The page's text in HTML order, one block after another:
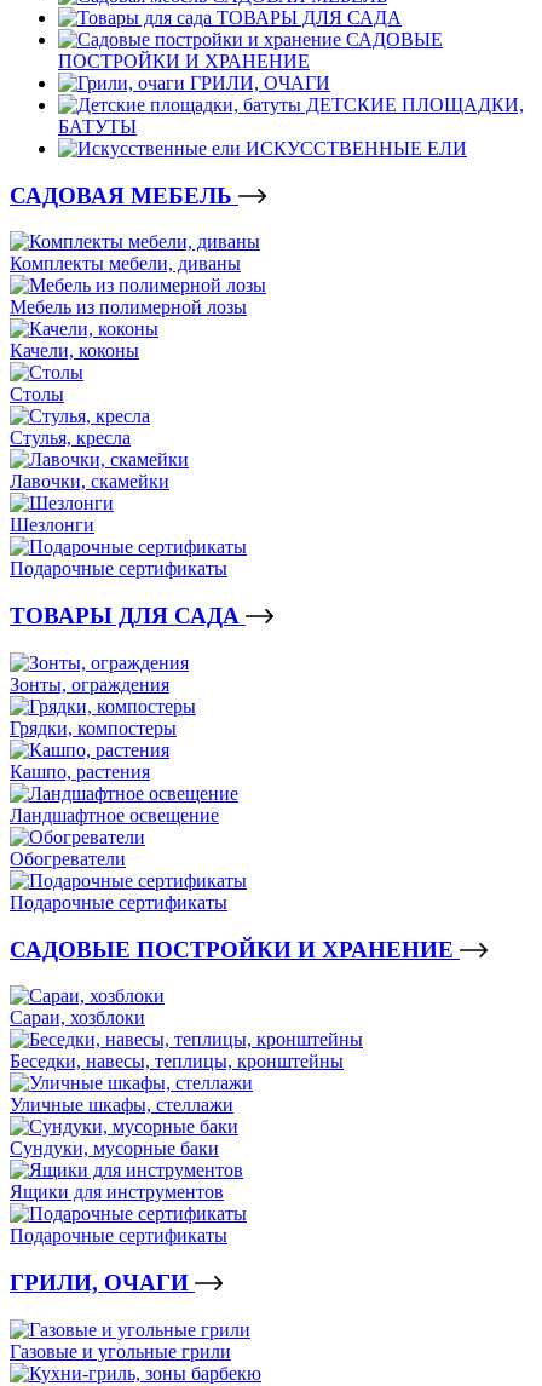
ТОВАРЫ ДЛЯ САДА
САДОВЫЕ
ПОСТРОЙКИ И ХРАНЕНИЕ
ГРИЛИ, ОЧАГИ
ДЕТСКИЕ ПЛОЩАДКИ,
БАТУТЫ
ИСКУССТВЕННЫЕ ЕЛИ
САДОВАЯ МЕБЕЛЬ
Комплекты мебели, диваны
Мебель из полимерной лозы
Качели, коконы
Столы
Стулья, кресла
Лавочки, скамейки
Шезлонги
Подарочные сертификаты
ТОВАРЫ ДЛЯ САДА
Зонты, ограждения
Грядки, компостеры
Кашпо, растения
Ландшафтное освещение
Обогреватели
Подарочные сертификаты
САДОВЫЕ ПОСТРОЙКИ И ХРАНЕНИЕ
Сараи, хозблоки
Беседки, навесы, теплицы, кронштейны
Уличные шкафы, стеллажи
Сундуки, мусорные баки
Ящики для инструментов
Подарочные сертификаты
ГРИЛИ, ОЧАГИ
Газовые и угольные грили